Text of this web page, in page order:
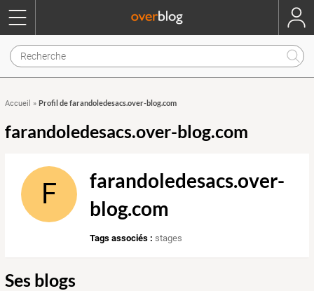
Accueil » Profil de farandoledesacs.over-blog.com
farandoledesacs.over-blog.com
F
farandoledesacs.over-
blog.com
Tags associés : stages
Ses blogs